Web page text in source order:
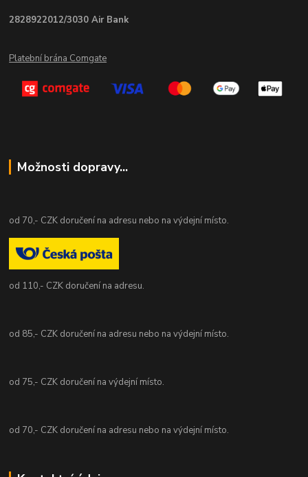
2828922012/3030 Air Bank
Platební brána Comgate
Možnosti dopravy...
od 70,- CZK doručení na adresu nebo na výdejní místo.
od 110,- CZK doručení na adresu.
od 85,- CZK doručení na adresu nebo na výdejní místo.
od 75,- CZK doručení na výdejní místo.
od 70,- CZK doručení na adresu nebo na výdejní místo.